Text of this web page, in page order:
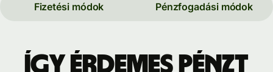
Fizetési módok Pénzfogadási módok
Így érdemes pénzt